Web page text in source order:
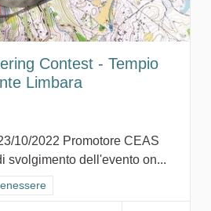
Contest - Tempio
Limbara
10/2022 Promotore CEAS
svolgimento dell'evento on...
GOAL 3 - Salute e benessere